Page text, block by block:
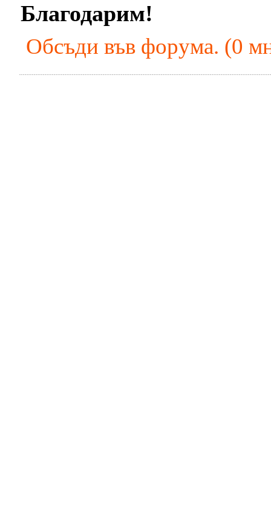
Благодарим!
Обсъди във форума. (0